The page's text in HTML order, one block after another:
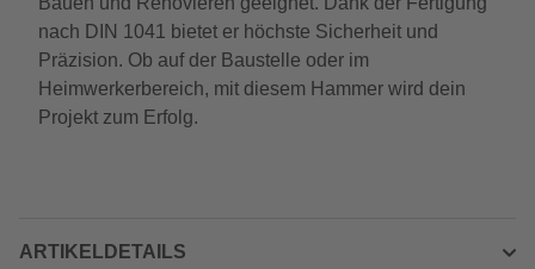
nach DIN 1041 bietet er höchste Sicherheit und
Präzision. Ob auf der Baustelle oder im
Heimwerkerbereich, mit diesem Hammer wird dein
Projekt zum Erfolg.
ARTIKELDETAILS